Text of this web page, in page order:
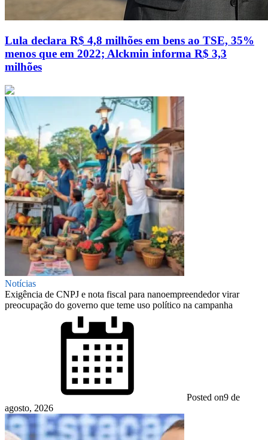
Lula declara R$ 4,8 milhões em bens ao TSE, 35%
menos que em 2022; Alckmin informa R$ 3,3
milhões
Notícias
Exigência de CNPJ e nota fiscal para nanoempreendedor virar
preocupação do governo que teme uso político na campanha
Posted on9 de
agosto, 2026